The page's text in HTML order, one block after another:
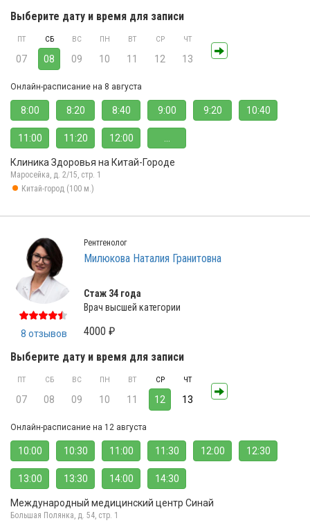
Выберите дату и время для записи
ПТ
07
СБ
08
ВС
09
ПН
10
ВТ
11
СР
12
ЧТ
13
Онлайн-расписание на 8 августа
8:00 8:20 8:40 9:00 9:20 10:40
11:00 11:20 12:00
Клиника Здоровья на Китай-Городе
Маросейка, д. 2/15, стр. 1
Китай-город (100 м.)
8 отзывов
Рентгенолог
Милюкова Наталия Гранитовна
Стаж 34 года
Врач высшей категории
4000 ₽
Выберите дату и время для записи
ПТ
07
СБ
08
ВС
09
ПН
10
ВТ
11
СР
12
ЧТ
13
Онлайн-расписание на 12 августа
10:00 10:30 11:00 11:30 12:00 12:30
13:00 13:30 14:00 14:30
Международный медицинский центр Синай
Большая Полянка, д. 54, стр. 1